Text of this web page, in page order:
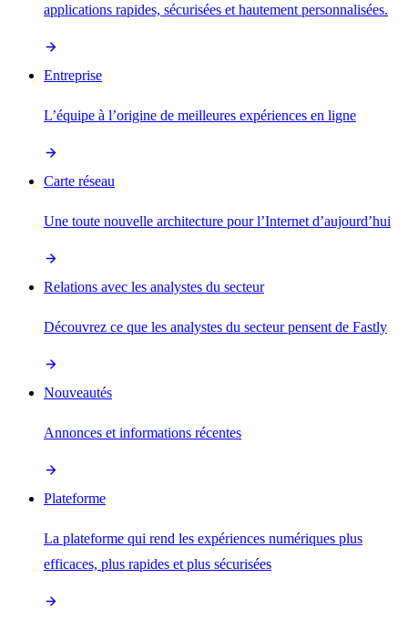
applications rapides, sécurisées et hautement personnalisées.
Entreprise
L’équipe à l’origine de meilleures expériences en ligne
Carte réseau
Une toute nouvelle architecture pour l’Internet d’aujourd’hui
Relations avec les analystes du secteur
Découvrez ce que les analystes du secteur pensent de Fastly
Nouveautés
Annonces et informations récentes
Plateforme
La plateforme qui rend les expériences numériques plus
efficaces, plus rapides et plus sécurisées